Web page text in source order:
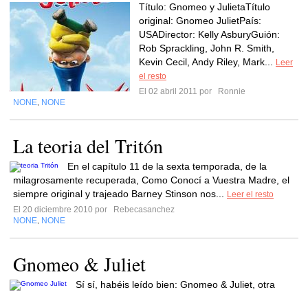
Título: Gnomeo y JulietaTítulo
original: Gnomeo JulietPaís:
USADirector: Kelly AsburyGuión:
Rob Sprackling, John R. Smith,
Kevin Cecil, Andy Riley, Mark...
Leer
el resto
El 02 abril 2011 por
Ronnie
NONE NONE
La teoria del Tritón
En el capítulo 11 de la sexta temporada, de la
milagrosamente recuperada, Como Conocí a Vuestra Madre, el
siempre original y trajeado Barney Stinson nos...
Leer el resto
El 20 diciembre 2010 por
Rebecasanchez
NONE NONE
Gnomeo & Juliet
Sí sí, habéis leído bien: Gnomeo & Juliet, otra